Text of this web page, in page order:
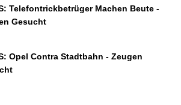
Telefontrickbetrüger Machen Beute -
Gesucht
Opel Contra Stadtbahn - Zeugen